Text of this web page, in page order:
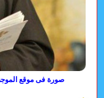
صورة فى موقع الموجة